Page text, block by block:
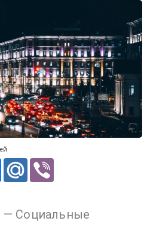
— Социальные